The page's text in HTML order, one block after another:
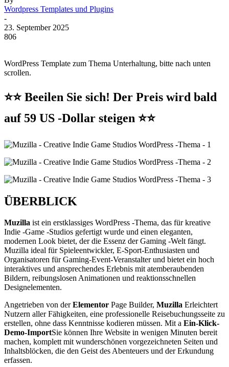
Wordpress Templates und Plugins
-
23. September 2025
806
WordPress Template zum Thema Unterhaltung, bitte nach unten
scrollen.
⭐⭐ Beeilen Sie sich! Der Preis wird bald
auf 59 US -Dollar steigen ⭐⭐
ÜBERBLICK
Muzilla ist ein erstklassiges WordPress -Thema, das für kreative
Indie -Game -Studios gefertigt wurde und einen eleganten,
modernen Look bietet, der die Essenz der Gaming -Welt fängt.
Muzilla ideal für Spieleentwickler, E-Sport-Enthusiasten und
Organisatoren für Gaming-Event-Veranstalter und bietet ein hoch
interaktives und ansprechendes Erlebnis mit atemberaubenden
Bildern, reibungslosen Animationen und reaktionsschnellen
Designelementen.
Angetrieben von derElementor Page Builder, Muzilla Erleichtert
Nutzern aller Fähigkeiten, eine professionelle Reisebuchungsseite zu
erstellen, ohne dass Kenntnisse kodieren müssen. Mit a Ein-Klick-
Demo-ImportSie können Ihre Website in wenigen Minuten bereit
machen, komplett mit wunderschönen vorgezeichneten Seiten und
Inhaltsblöcken, die den Geist des Abenteuers und der Erkundung
erfassen.